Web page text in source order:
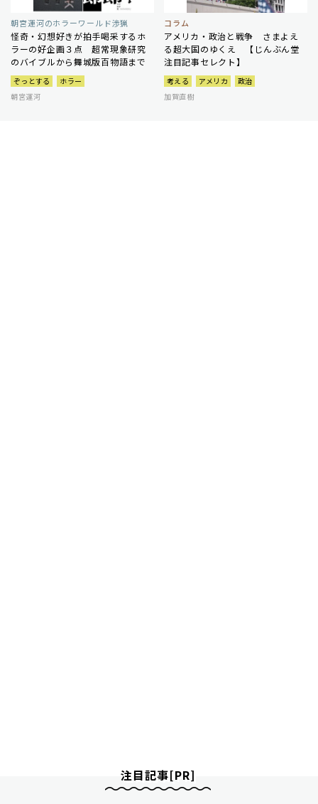
朝宮運河のホラーワールド渉猟
怪奇・幻想好きが拍手喝采するホ
ラーの好企画３点 超常現象研究
のバイブルから舞城版百物語まで
ぞっとする
ホラー
朝宮運河
コラム
アメリカ・政治と戦争 さまよえ
る超大国のゆくえ 【じんぶん堂
注目記事セレクト】
考える アメリカ
政治
加賀直樹
注目記事[PR]